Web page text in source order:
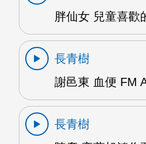
胖仙女 兒童喜歡
長青樹
謝邑東 血便 FM
長青樹